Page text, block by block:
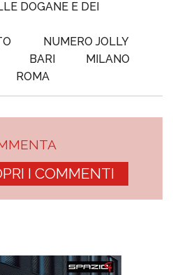
DOGANE E DEI
NUMERO JOLLY
BARI
MILANO
ROMA
I COMMENTI